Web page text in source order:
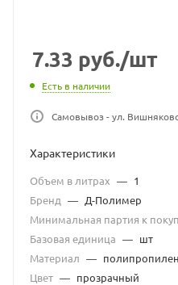
7.33 руб./шт
Есть в наличии
Самовывоз - ул.
Характеристики
Объем в литрах — 1
Бренд — Д-Полимер
Минимальная партия к
Базовая единица — шт
Материал — полипропилен
Цвет — прозрачный